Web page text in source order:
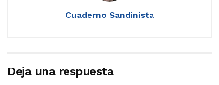
Cuaderno Sandinista
Deja una respuesta